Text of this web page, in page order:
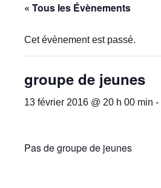
« Tous les Évènements
Cet évènement est passé.
groupe de jeunes
13 février 2016 @ 20 h 00 min -
Pas de groupe de jeunes